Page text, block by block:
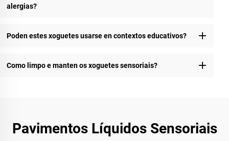
alergias?
Poden estes xoguetes usarse en contextos educativos?
Como limpo e manten os xoguetes sensoriais?
Pavimentos Líquidos Sensoriais